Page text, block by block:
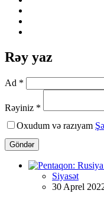
Rəy yaz
Ad *
Rəyiniz *
Oxudum və razıyam
Göndər
Siyasət
30 Aprel